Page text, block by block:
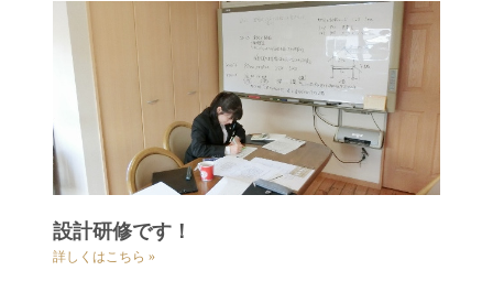
設計研修です！
詳しくはこちら »